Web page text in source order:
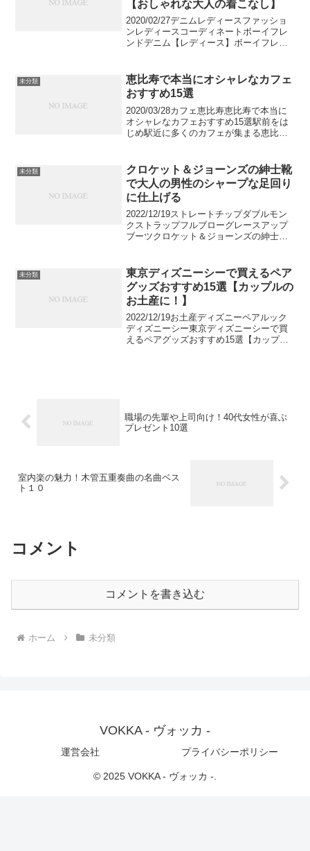
【おしゃれな大人の着こなし】
2020/02/27デニムレディースファッショ
ンレディースコーディネートボーイフレ
ンドデニム【レディース】ボーイフレン
ィネートに欠かせないのが”デニム”です。
合わせるト...
未分類
恵比寿で本当にオシャレなカフェ
おすすめ15選
2020/03/28カフェ恵比寿恵比寿で本当に
オシャレなカフェおすすめ15選駅前をは
じめ駅近に多くのカフェが集まる恵比
ているお店まで、様々なカフェが揃って
います。朝の出...
未分類
クロケット＆ジョーンズの紳士靴
で大人の男性のシャープな足回り
に仕上げる
2022/12/19ストレートチップダブルモン
クストラップフルブローグレースアップ
ブーツクロケット＆ジョーンズの紳士靴
ズブランドであるクロケット&ジョーン
ズ。今回は...
未分類
東京ディズニーシーで買えるペア
グッズおすすめ15選【カップルの
お土産に！】
2022/12/19お土産ディズニーペアルック
ディズニーシー東京ディズニーシーで買
えるペアグッズおすすめ15選【カップル
職場の先輩や上司向け！40代女性が喜ぶ
プレゼント10選
室内楽の魅力！木管五重奏曲の名曲ベス
ト１０
コメント
コメントを書き込む
ホーム 未分類
VOKKA - ヴォッカ -
運営会社 プライバシーポリシー
© 2025 VOKKA - ヴォッカ -.